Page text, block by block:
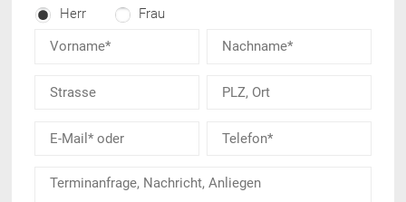
Herr Frau